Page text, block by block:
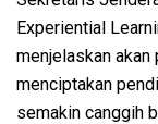
Experiential
menjelaskan akan
menciptakan
semakin canggih